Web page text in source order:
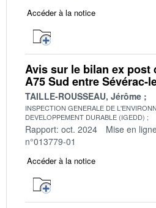
Accéder à la notice
Avis sur le bilan ex post
A75 Sud entre Sévérac-
TAILLE-ROUSSEAU, Jérôme
INSPECTION GENERALE DE
DEVELOPPEMENT DURABLE (IGEDD)
Rapport: oct. 2024 Mise en
n°013779-01
Accéder à la notice